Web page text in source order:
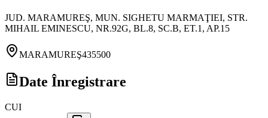
JUD. MARAMUREŞ, MUN. SIGHETU MARMAŢIEI, STR.
MIHAIL EMINESCU, NR.92G, BL.8, SC.B, ET.1, AP.15
MARAMUREŞ435500
Date Înregistrare
CUI